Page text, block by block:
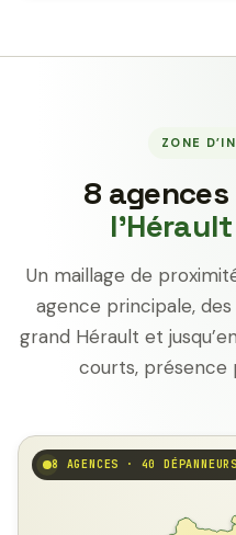
ZONE
8
Un maillage de
agence principale,
grand Hérault et
courts, présence
8 AGENCES · 40 DÉPANNEURS